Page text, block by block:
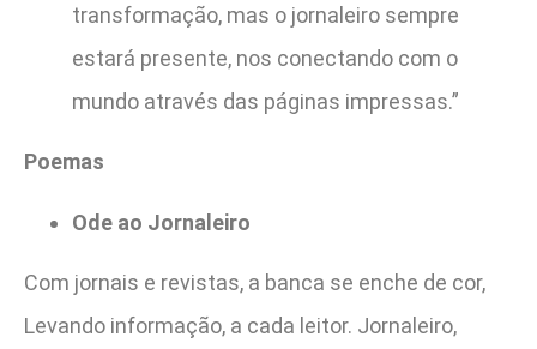
transformação, mas o jornaleiro sempre
estará presente, nos conectando com o
mundo através das páginas impressas.”
Poemas
Ode ao Jornaleiro
Com jornais e revistas, a banca se enche de cor,
Levando informação, a cada leitor. Jornaleiro,